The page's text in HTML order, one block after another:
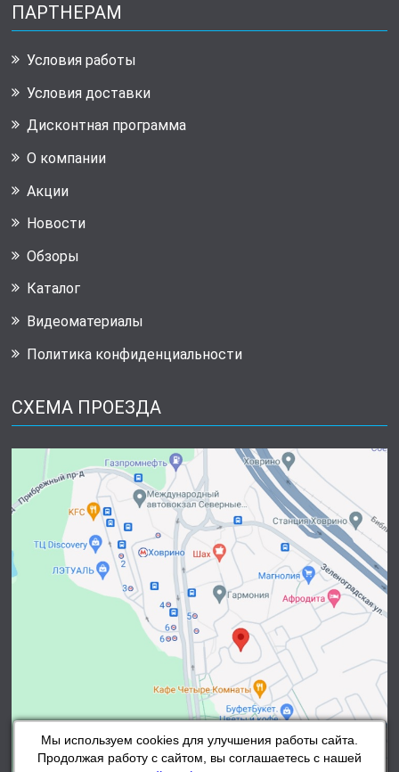
Мы используем cookies для улучшения работы сайта.
Продолжая работу с сайтом, вы соглашаетесь с нашей
ПАРТНЕРАМ
Условия работы
Условия доставки
Дисконтная программа
О компании
Акции
Новости
Обзоры
Каталог
Видеоматериалы
Политика конфиденциальности
СХЕМА ПРОЕЗДА